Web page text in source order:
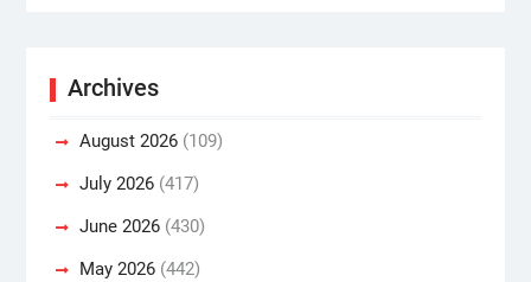
Archives
August 2026(109)
July 2026(417)
June 2026(430)
May 2026(442)